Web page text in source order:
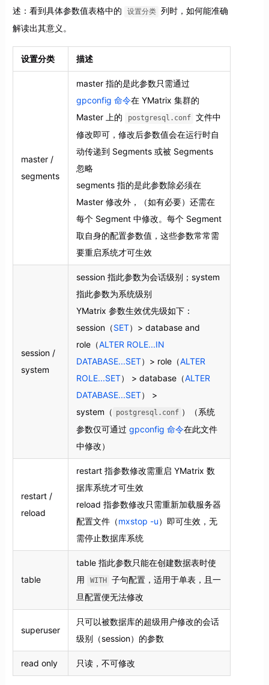
述：看到具体参数值表格中的
设置分类
列时，如何能准确
解读出其意义。
设置分类 描述
master /
segments
master 指的是此参数只需通过
gpconfig 命令在 YMatrix 集群的
Master 上的
postgresql.conf
文件中
修改即可，修改后参数值会在运行时自
动传递到 Segments 或被 Segments
忽略
segments 指的是此参数除必须在
Master 修改外，（如有必要）还需在
每个 Segment 中修改。每个 Segment
取自身的配置参数值，这些参数常常需
要重启系统才可生效
session /
system
session 指此参数为会话级别；system
指此参数为系统级别
YMatrix 参数生效优先级如下：
session（SET）> database and
role（ALTER ROLE...IN
DATABASE...SET）> role（ALTER
ROLE...SET） > database（ALTER
DATABASE...SET） >
system（ postgresql.conf ）（系统
参数仅可通过 gpconfig 命令在此文件
中修改）
restart /
reload
restart 指参数修改需重启 YMatrix 数
据库系统才可生效
reload 指参数修改只需重新加载服务器
配置文件（mxstop -u）即可生效，无
需停止数据库系统
table
table 指此参数只能在创建数据表时使
用
WITH
子句配置，适用于单表，且一
旦配置便无法修改
superuser
只可以被数据库的超级用户修改的会话
级别（session）的参数
read only 只读，不可修改